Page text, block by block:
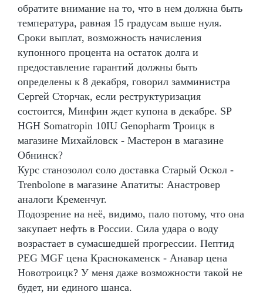
обратите внимание на то, что в нем должна быть
температура, равная 15 градусам выше нуля.
Сроки выплат, возможность начисления
купонного процента на остаток долга и
предоставление гарантий должны быть
определены к 8 декабря, говорил замминистра
Сергей Сторчак, если реструктуризация
состоится, Минфин ждет купона в декабре. SP
HGH Somatropin 10IU Genopharm Троицк в
магазине Михайловск - Мастерон в магазине
Обнинск?
Курс станозолол соло доставка Старый Оскол -
Trenbolone в магазине Апатиты: Анастровер
аналоги Кременчуг.
Подозрение на неё, видимо, пало потому, что она
закупает нефть в России. Сила удара о воду
возрастает в сумасшедшей прогрессии. Пептид
PEG MGF цена Краснокаменск - Анавар цена
Новотроицк? У меня даже возможности такой не
будет, ни единого шанса.